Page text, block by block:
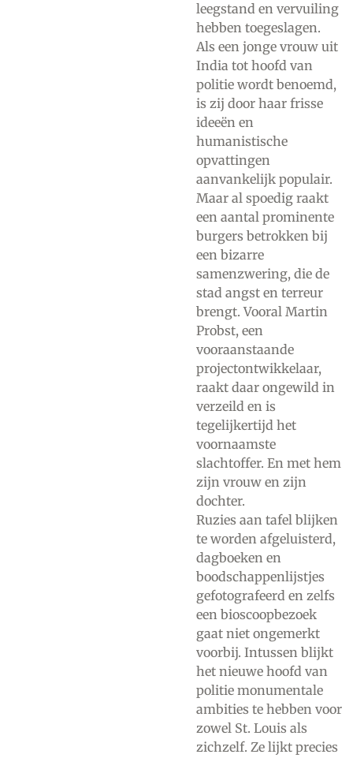
leegstand en vervuiling
hebben toegeslagen.
Als een jonge vrouw uit
India tot hoofd van
politie wordt benoemd,
is zij door haar frisse
ideeën en
humanistische
opvattingen
aanvankelijk populair.
Maar al spoedig raakt
een aantal prominente
burgers betrokken bij
een bizarre
samenzwering, die de
stad angst en terreur
brengt. Vooral Martin
Probst, een
vooraanstaande
projectontwikkelaar,
raakt daar ongewild in
verzeild en is
tegelijkertijd het
voornaamste
slachtoffer. En met hem
zijn vrouw en zijn
dochter.
Ruzies aan tafel blijken
te worden afgeluisterd,
dagboeken en
boodschappenlijstjes
gefotografeerd en zelfs
een bioscoopbezoek
gaat niet ongemerkt
voorbij. Intussen blijkt
het nieuwe hoofd van
politie monumentale
ambities te hebben voor
zowel St. Louis als
zichzelf. Ze lijkt precies